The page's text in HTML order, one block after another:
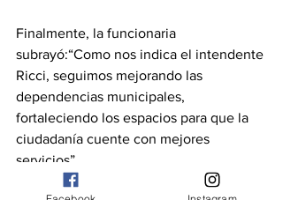
Finalmente, la funcionaria
subrayó:“Como nos indica el intendente
Ricci, seguimos mejorando las
dependencias municipales,
fortaleciendo los espacios para que la
ciudadanía cuente con mejores
servicios”.